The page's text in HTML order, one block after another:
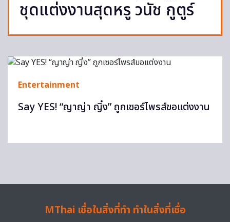
ชุดแต่งงานสุดหรู วนัช กูตูร์
Entertainment
Say YES! “ญาญ่า ญิ๋ง” ถูกเซอร์ไพรส์ขอแต่งงาน
MThai เชื่อในสิ่งที่ทำ ทำในสิ่งที่เชื่อ